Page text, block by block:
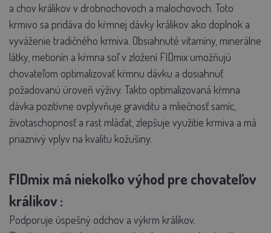
a chov králikov v drobnochovoch a malochovoch. Toto
krmivo sa pridáva do kŕmnej dávky králikov ako doplnok a
vyváženie tradičného krmiva. Obsiahnuté vitamíny, minerálne
látky, metionín a kŕmna soľ v zložení FIDmix umožňujú
chovateľom optimalizovať kŕmnu dávku a dosiahnuť
požadovanú úroveň výživy. Takto optimalizovaná kŕmna
dávka pozitívne ovplyvňuje graviditu a mliečnosť samíc,
životaschopnosť a rast mláďat, zlepšuje využitie krmiva a má
priaznivý vplyv na kvalitu kožušiny.
FIDmix má niekoľko výhod pre chovateľov
králikov:
Podporuje úspešný odchov a výkrm králikov.